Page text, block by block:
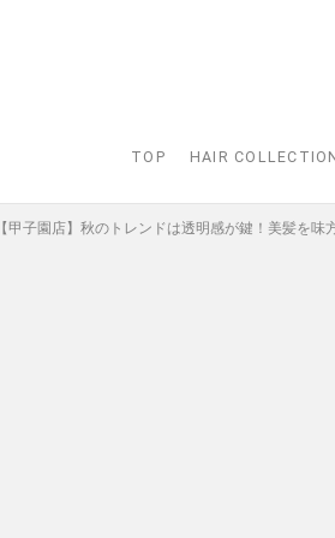
TOP HAIR
【甲子園店】秋のトレンドは透明感が鍵！美髪を味